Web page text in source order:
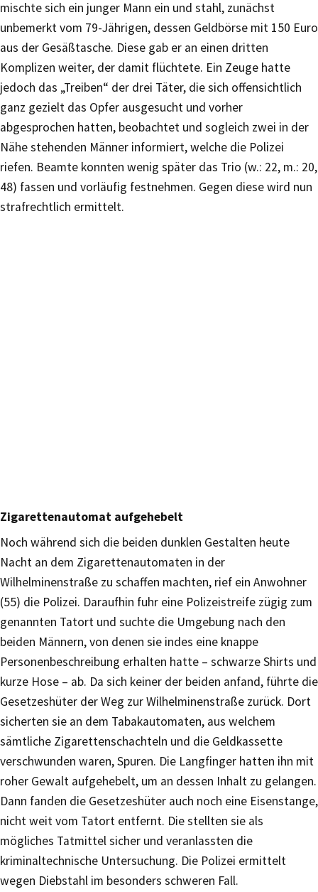
mischte sich ein junger Mann ein und stahl, zunächst
unbemerkt vom 79-Jährigen, dessen Geldbörse mit 150 Euro
aus der Gesäßtasche. Diese gab er an einen dritten
Komplizen weiter, der damit flüchtete. Ein Zeuge hatte
jedoch das „Treiben“ der drei Täter, die sich offensichtlich
ganz gezielt das Opfer ausgesucht und vorher
abgesprochen hatten, beobachtet und sogleich zwei in der
Nähe stehenden Männer informiert, welche die Polizei
riefen. Beamte konnten wenig später das Trio (w.: 22, m.: 20,
48) fassen und vorläufig festnehmen. Gegen diese wird nun
strafrechtlich ermittelt.
Zigarettenautomat aufgehebelt
Noch während sich die beiden dunklen Gestalten heute
Nacht an dem Zigarettenautomaten in der
Wilhelminenstraße zu schaffen machten, rief ein Anwohner
(55) die Polizei. Daraufhin fuhr eine Polizeistreife zügig zum
genannten Tatort und suchte die Umgebung nach den
beiden Männern, von denen sie indes eine knappe
Personenbeschreibung erhalten hatte – schwarze Shirts und
kurze Hose – ab. Da sich keiner der beiden anfand, führte die
Gesetzeshüter der Weg zur Wilhelminenstraße zurück. Dort
sicherten sie an dem Tabakautomaten, aus welchem
sämtliche Zigarettenschachteln und die Geldkassette
verschwunden waren, Spuren. Die Langfinger hatten ihn mit
roher Gewalt aufgehebelt, um an dessen Inhalt zu gelangen.
Dann fanden die Gesetzeshüter auch noch eine Eisenstange,
nicht weit vom Tatort entfernt. Die stellten sie als
mögliches Tatmittel sicher und veranlassten die
kriminaltechnische Untersuchung. Die Polizei ermittelt
wegen Diebstahl im besonders schweren Fall.